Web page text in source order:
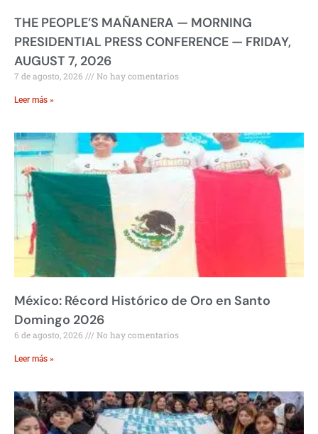
THE PEOPLE’S MAÑANERA — MORNING
PRESIDENTIAL PRESS CONFERENCE — FRIDAY,
AUGUST 7, 2026
7 de agosto, 2026 No hay comentarios
Leer más »
México: Récord Histórico de Oro en Santo
Domingo 2026
6 de agosto, 2026 No hay comentarios
Leer más »